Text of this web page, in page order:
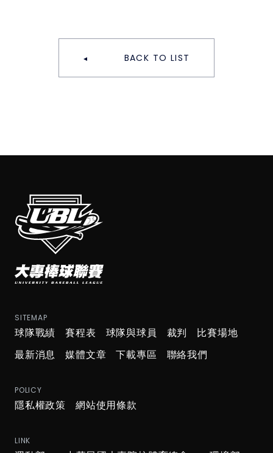
BACK TO LIST
SITEMAP
球隊戰績 賽程表 球隊與球員 裁判
比賽場地
最新消息
媒體文章 下載專區 聯絡我們
POLICY
隱私權政策 網站使用條款
LINK